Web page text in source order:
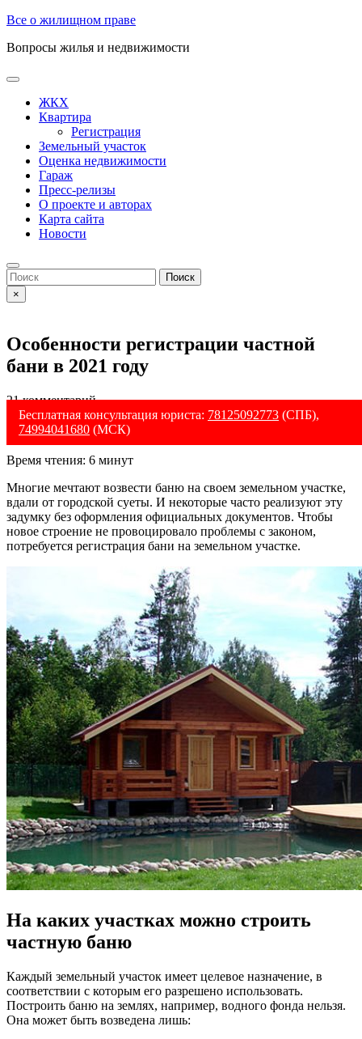
Skip
content
Все о жилищном праве
Вопросы жилья и недвижимости
Open
ButtonЖКХ
Квартира
Регистрация
Земельный участок
Оценка недвижимости
Гараж
Пресс-релизы
О проекте и авторах
Карта сайта
Новости
Close
Button
Search
for:
×
Особенности регистрации частной
бани в 2021 году
21 комментарий
Бесплатная консультация юриста: 78125092773 (СПБ),
74994041680 (МСК)
Время чтения: 6 минут
Многие мечтают возвести баню на своем земельном участке,
вдали от городской суеты. И некоторые часто реализуют эту
задумку без оформления официальных документов. Чтобы
новое строение не провоцировало проблемы с законом,
потребуется регистрация бани на земельном участке.
На каких участках можно строить
частную баню
Каждый земельный участок имеет целевое назначение, в
соответствии с которым его разрешено использовать.
Построить баню на землях, например, водного фонда нельзя.
Она может быть возведена лишь: